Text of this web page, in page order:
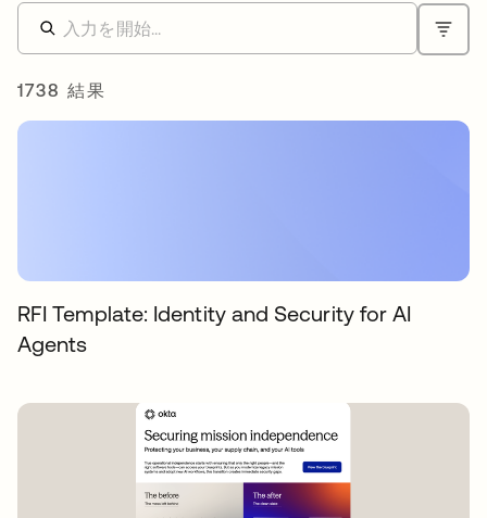
1738 結果
RFI Template: Identity and Security for AI
Agents